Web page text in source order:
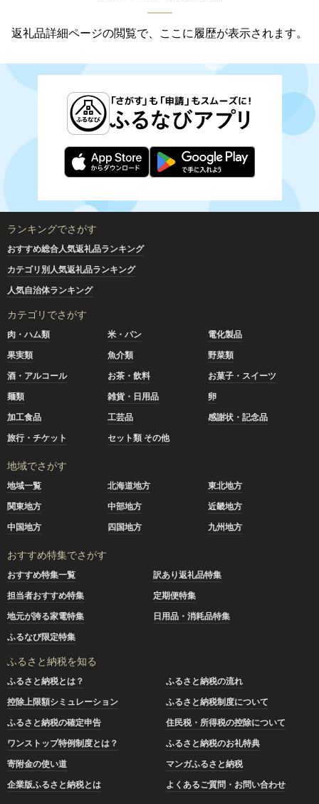
返礼品詳細ページの閲覧で、ここに履歴が表示されます。
ランキングでさがす
おすすめ総合人気返礼品ランキング
カテゴリ別人気返礼品ランキング
人気自治体ランキング
カテゴリでさがす
肉・ハム類 米・パン
電化製品
果実類
魚介類
野菜類
酒・アルコール
お茶・飲料
お菓子・スイーツ
麺類
雑貨・日用品
卵
加工食品
工芸品
感謝状・記念品
旅行・チケット
セット類 その他
地域でさがす
地域一覧 北海道地方
東北地方
関東地方
中部地方
近畿地方
中国地方
四国地方 九州地方
おすすめ特集でさがす
おすすめ特集一覧
訳あり返礼品特集
担当者おすすめ特集
定期便特集
地元が誇る家電特集
日用品・消耗品特集
ふるなび限定特集
ふるさと納税を知る
ふるさと納税とは？
ふるさと納税の流れ
控除上限額シミュレーション
ふるさと納税制度について
ふるさと納税の確定申告
住民税・所得税の控除について
ワンストップ特例制度とは？
ふるさと納税のお礼特典
寄附金の使い道
マンガふるさと納税
企業版ふるさと納税とは
よくあるご質問・お問い合わせ